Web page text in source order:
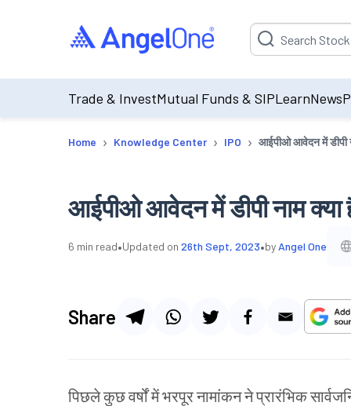
Suggestion will be
Trade & InvestMutual Funds & SIPLearnNews
Home › Knowledge Center › IPO › आईपीओ आवेदन में डीपी
आईपीओ आवेदन में डीपी नाम क्या
6 min read•Updated on 26th Sept, 2023•by Angel One
Share
पिछलेकुछवर्षोंमेंभरपूर नामांकननेप्रारंभिक